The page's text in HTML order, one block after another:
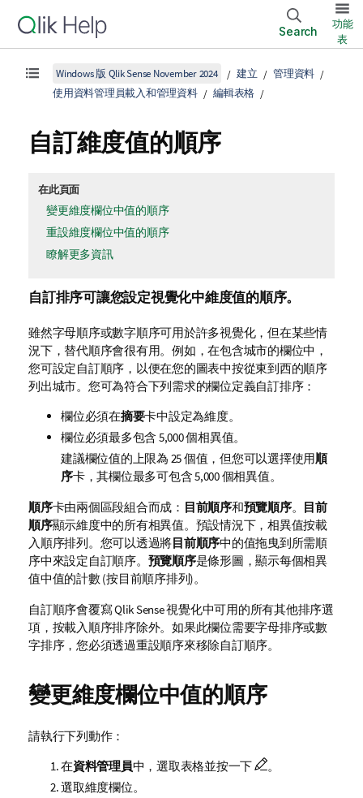
Search
功能
表
Windows 版 Qlik Sense November 2024 建立
管理資料
使用資料管理員載入和管理資料
編輯表格
自訂維度值的順序
在此頁面
變更維度欄位中值的順序
重設維度欄位中值的順序
瞭解更多資訊
自訂排序可讓您設定視覺化中維度值的順序。
雖然字母順序或數字順序可用於許多視覺化，但在某些情
況下，替代順序會很有用。例如，在包含城市的欄位中，
您可設定自訂順序，以便在您的圖表中按從東到西的順序
列出城市。您可為符合下列需求的欄位定義自訂排序：
欄位必須在摘要卡中設定為維度。
欄位必須最多包含 5,000 個相異值。
建議欄位值的上限為 25 個值，但您可以選擇使用順
序卡，其欄位最多可包含 5,000 個相異值。
順序卡由兩個區段組合而成： 目前順序和預覽順序。 目前
順序顯示維度中的所有相異值。預設情況下，相異值按載
入順序排列。您可以透過將目前順序中的值拖曳到所需順
序中來設定自訂順序。 預覽順序是條形圖，顯示每個相異
值中值的計數 (按目前順序排列)。
自訂順序會覆寫Qlik Sense視覺化中可用的所有其他排序選
項，按載入順序排序除外。如果此欄位需要字母排序或數
字排序，您必須透過重設順序來移除自訂順序。
變更維度欄位中值的順序
請執行下列動作：
在資料管理員中，選取表格並按一下
。
選取維度欄位。